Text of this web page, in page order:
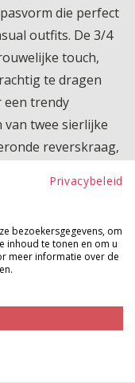
die perfect
outfits. De 3/4
touch,
te dragen
een trendy
van twee sierlijke
reverskraag,
blazer extra
heeft het model
de blazer
over de top te
van stijl met
moeiteloos te
je garderobe!
Privacybeleid
bezoekersgegevens, om
inhoud te tonen en om u
meer informatie over de